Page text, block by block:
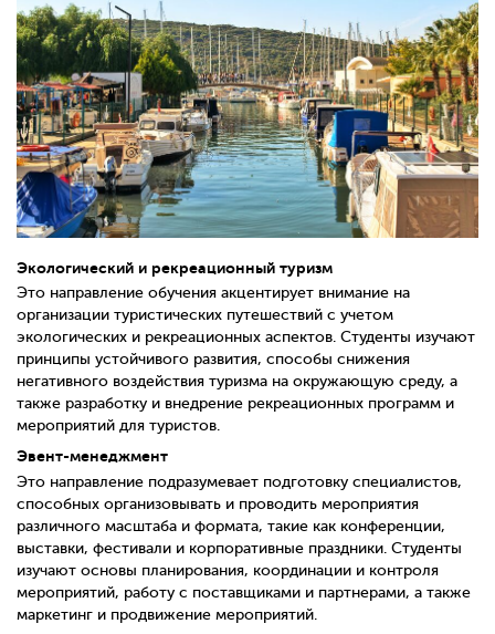
Экологический и рекреационный туризм
Это направление обучения акцентирует внимание на
организации туристических путешествий с учетом
экологических и рекреационных аспектов. Студенты изучают
принципы устойчивого развития, способы снижения
негативного воздействия туризма на окружающую среду, а
также разработку и внедрение рекреационных программ и
мероприятий для туристов.
Эвент-менеджмент
Это направление подразумевает подготовку специалистов,
способных организовывать и проводить мероприятия
различного масштаба и формата, такие как конференции,
выставки, фестивали и корпоративные праздники. Студенты
изучают основы планирования, координации и контроля
мероприятий, работу с поставщиками и партнерами, а также
маркетинг и продвижение мероприятий.